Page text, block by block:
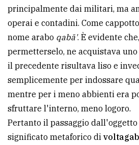
PRIVACY
Privacy
policy
Cookie
principalmente dai militari, ma
operai e contadini. Come
nome arabo qabā'. È evidente
permetterselo, ne acquistava
il precedente risultava liso e
semplicemente per indossare
mentre per i meno abbienti era
sfruttare l'interno, meno logoro.
Pertanto il passaggio
significato metaforico di